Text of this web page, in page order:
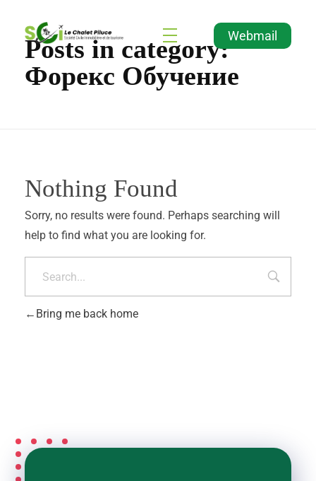
Agence Immobilière et de Tourisme
Immobilier, Tourisme, Vente & Achat
Webmail
Posts in category:
Форекс Обучение
Nothing Found
Sorry, no results were found. Perhaps searching will
help to find what you are looking for.
Bring me back home